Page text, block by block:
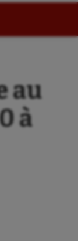
au
à